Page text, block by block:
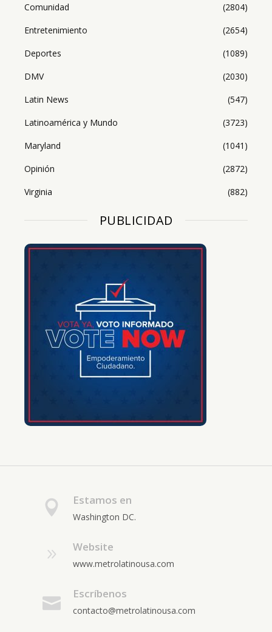
Comunidad
(2804)
Entretenimiento
(2654)
Deportes
(1089)
DMV
(2030)
Latin News
(547)
Latinoamérica y Mundo
(3723)
Maryland
(1041)
Opinión
(2872)
Virginia
(882)
PUBLICIDAD
Estamos en
Washington DC.
Website
www.metrolatinousa.com
Escríbenos
contacto@metrolatinousa.com